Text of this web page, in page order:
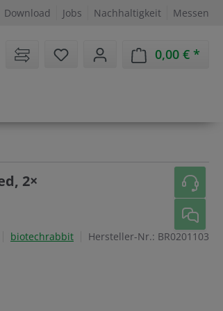
Download Jobs Nachhaltigkeit Messen
Sie haben 0 Artikel auf dem
0,00 €
2×
biotechrabbit Hersteller-Nr.: BR0201103